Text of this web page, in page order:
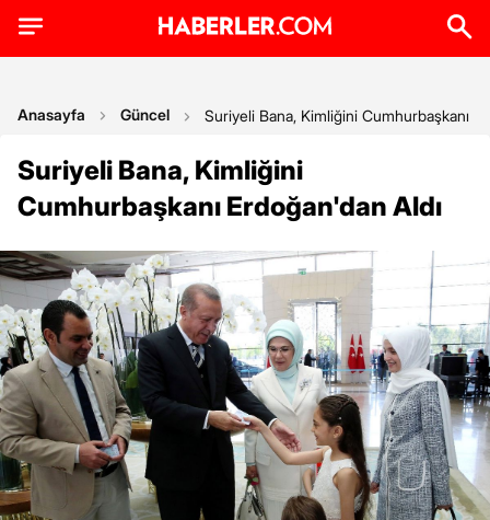
Anasayfa Güncel Suriyeli Bana, Kimliğini Cumhurbaşkanı
Suriyeli Bana, Kimliğini
Cumhurbaşkanı Erdoğan'dan Aldı